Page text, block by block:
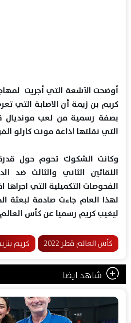
أوضحت الأشعة التي أجريت
كريم بن زيمة أن الاصابة التي
بصفة رسمية من لعب مونديال
التي نقلتها اذاعة مونت كارلو
وكانت الشكوك تحوم حول
اللقائين الثاني والثالث ضد
الفحوصات التكميلية التي
لهذا العام جاءت صادمة لبعثة
ليغيب كريم رسميا عن كأس
كأس العالم قطر 2022 كريم
شاهد ايضا